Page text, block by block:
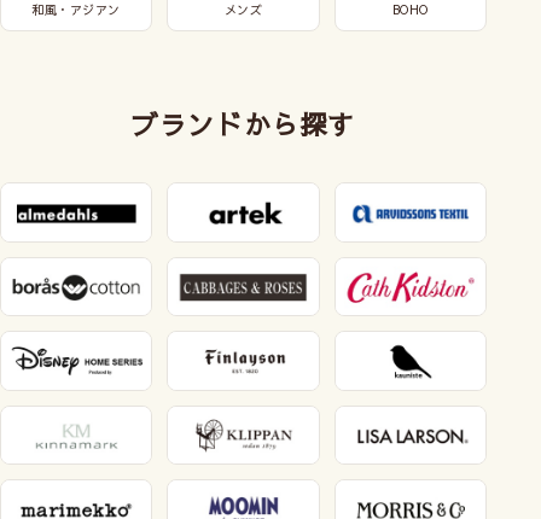
和風・アジアン メンズ BOHO
ブランドから探す